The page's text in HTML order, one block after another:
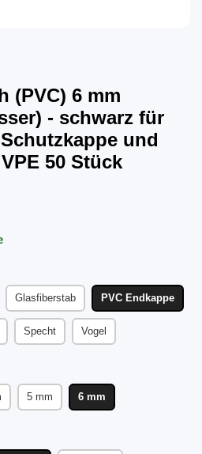
(PVC) 6 mm
- schwarz für
und
50 Stück
Glasfiberstab PVC Endkappe
Specht Vogel
5 mm 6 mm